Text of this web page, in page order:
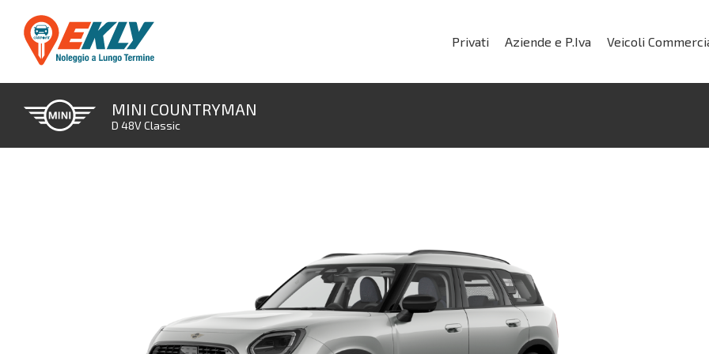
Privati Aziende e P.Iva Veicoli
MINI COUNTRYMAN
D 48V Classic